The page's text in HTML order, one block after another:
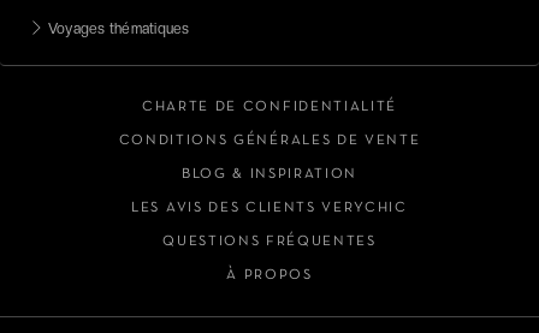
Voyages thématiques
CHARTE DE CONFIDENTIALITÉ
CONDITIONS GÉNÉRALES DE VENTE
BLOG & INSPIRATION
LES AVIS DES CLIENTS VERYCHIC
QUESTIONS FRÉQUENTES
À PROPOS